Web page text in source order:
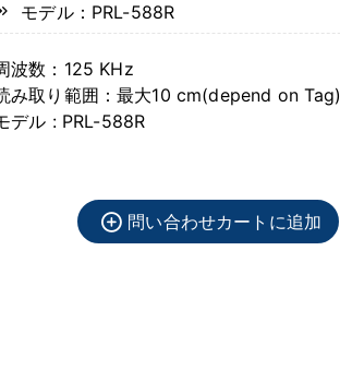
モデル：PRL-588R
波数：125 KHz
み取り範囲：最大10 cm(depend on Tag)
デル : PRL-588R
問い合わせカートに追加